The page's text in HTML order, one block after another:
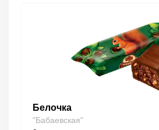
Белочка
"Бабаевская"